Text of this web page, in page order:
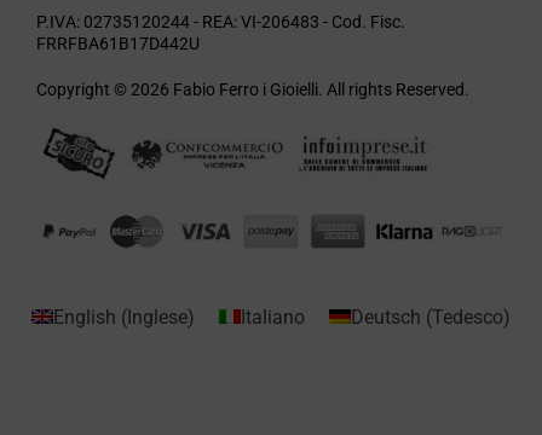
P.IVA: 02735120244 - REA: VI-206483 - Cod. Fisc.
FRRFBA61B17D442U
Copyright © 2026 Fabio Ferro i Gioielli. All rights Reserved.
English (Inglese) Italiano Deutsch (Tedesco)